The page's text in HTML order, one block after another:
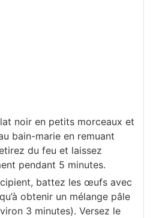
noir en petits morceaux et
bain-marie en remuant
du feu et laissez
pendant 5 minutes.
battez les œufs avec
obtenir un mélange pâle
3 minutes). Versez le